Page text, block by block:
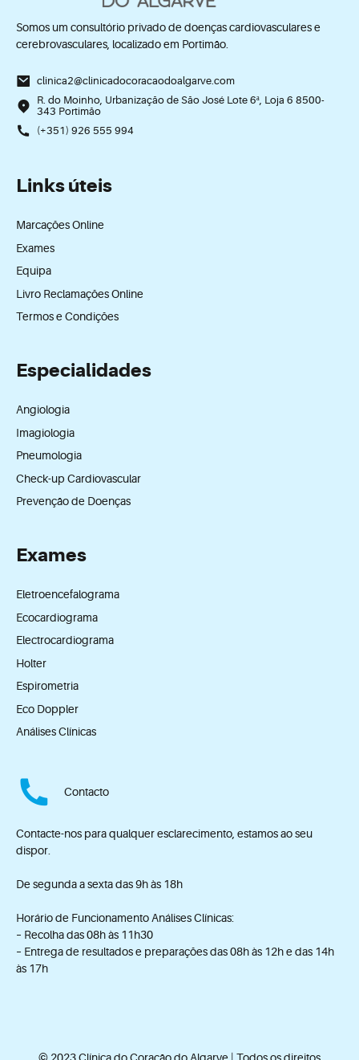
Somos um consultório privado de doenças cardiovasculares e
cerebrovasculares, localizado em Portimão.
clinica2@clinicadocoracaodoalgarve.com
R. do Moinho, Urbanização de São José Lote 6ª, Loja 6 8500-
343 Portimão
(+351) 926 555 994
Links úteis
Marcações Online
Exames
Equipa
Livro Reclamações Online
Termos e Condições
Especialidades
Angiologia
Imagiologia
Pneumologia
Check-up Cardiovascular
Prevenção de Doenças
Exames
Eletroencefalograma
Ecocardiograma
Electrocardiograma
Holter
Espirometria
Eco Doppler
Análises Clínicas
Contacto
Contacte-nos para qualquer esclarecimento, estamos ao seu
dispor.
De segunda a sexta das 9h às 18h
Horário de Funcionamento Análises Clínicas:
– Recolha das 08h às 11h30
– Entrega de resultados e preparações das 08h às 12h e das 14h
às 17h